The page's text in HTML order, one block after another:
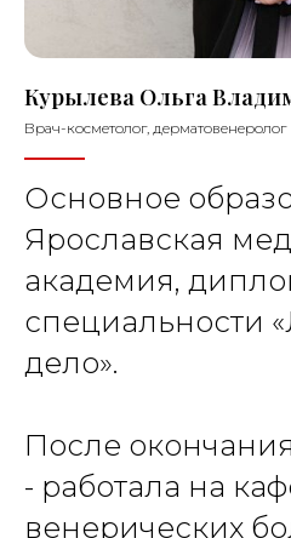
Курылева Ольга
Врач-косметолог, дерматовенеролог
Основное
Ярославская
академия,
специальности
дело».
После
- работала на
венерических